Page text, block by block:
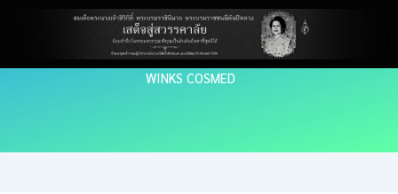
WINKS COSMED